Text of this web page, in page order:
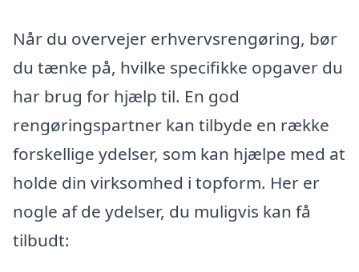
Når du overvejer erhvervsrengøring, bør
du tænke på, hvilke specifikke opgaver du
har brug for hjælp til. En god
rengøringspartner kan tilbyde en række
forskellige ydelser, som kan hjælpe med at
holde din virksomhed i topform. Her er
nogle af de ydelser, du muligvis kan få
tilbudt: